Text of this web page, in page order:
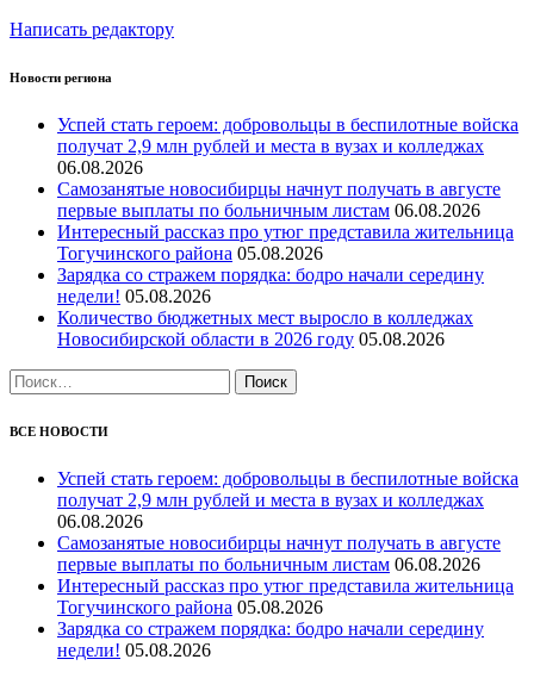
Написать редактору
Новости региона
Успей стать героем: добровольцы в беспилотные войска
получат 2,9 млн рублей и места в вузах и колледжах
06.08.2026
Самозанятые новосибирцы начнут получать в августе
первые выплаты по больничным листам 06.08.2026
Интересный рассказ про утюг представила жительница
Тогучинского района 05.08.2026
Зарядка со стражем порядка: бодро начали середину
недели! 05.08.2026
Количество бюджетных мест выросло в колледжах
Новосибирской области в 2026 году 05.08.2026
Найти:
ВСЕ НОВОСТИ
Успей стать героем: добровольцы в беспилотные войска
получат 2,9 млн рублей и места в вузах и колледжах
06.08.2026
Самозанятые новосибирцы начнут получать в августе
первые выплаты по больничным листам 06.08.2026
Интересный рассказ про утюг представила жительница
Тогучинского района 05.08.2026
Зарядка со стражем порядка: бодро начали середину
недели! 05.08.2026